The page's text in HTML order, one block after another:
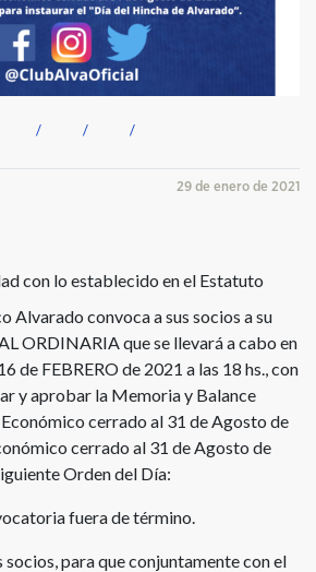
29 de enero de 2021
con lo establecido en el Estatuto
Alvarado convoca a sus socios a su
ORDINARIA que se llevará a cabo en
de FEBRERO de 2021 a las 18 hs., con
y aprobar la Memoria y Balance
cerrado al 31 de Agosto de
cerrado al 31 de Agosto de
Orden del Día:
fuera de término.
socios, para que conjuntamente con el